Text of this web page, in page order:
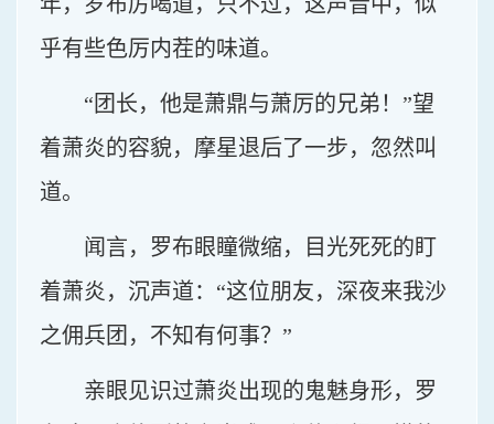
乎有些色厉内茬的味道。
“团长，他是萧鼎与萧厉的兄弟！”望
着萧炎的容貌，摩星退后了一步，忽然叫
道。
闻言，罗布眼瞳微缩，目光死死的盯
着萧炎，沉声道：“这位朋友，深夜来我沙
之佣兵团，不知有何事？”
亲眼见识过萧炎出现的鬼魅身形，罗